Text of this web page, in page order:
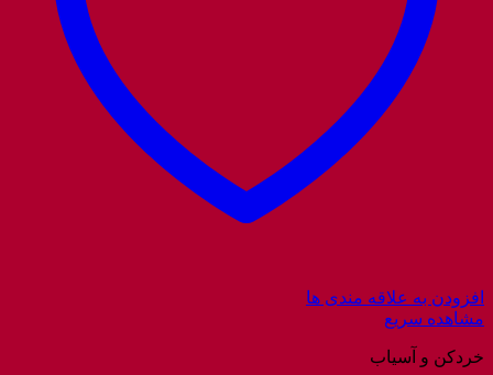
افزودن به علاقه مندی ها
مشاهده سریع
خردکن و آسیاب